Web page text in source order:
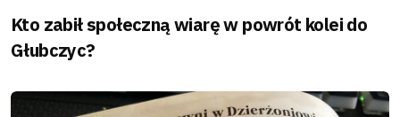
Kto zabił społeczną wiarę w powrót kolei do
Głubczyc?